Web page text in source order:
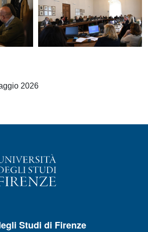
2026
Studi di Firenze